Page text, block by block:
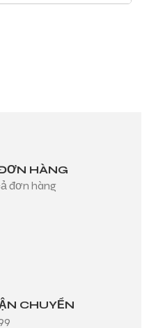
HÀNG
đơn hàng
CHUYỂN